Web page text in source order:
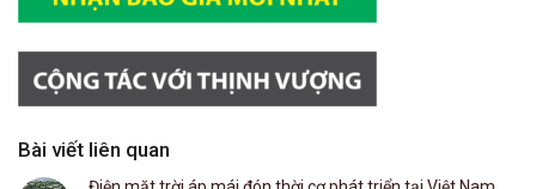
Bài viết liên quan